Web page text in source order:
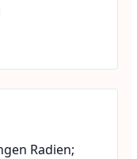
Radien;